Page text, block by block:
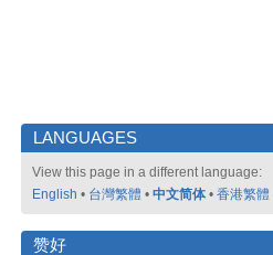
LANGUAGES
View this page in a different language:
English • 台灣繁體 • 中文简体 • 香港繁體
赞好